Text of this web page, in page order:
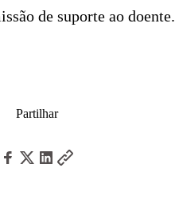
de suporte ao doente.
Partilhar